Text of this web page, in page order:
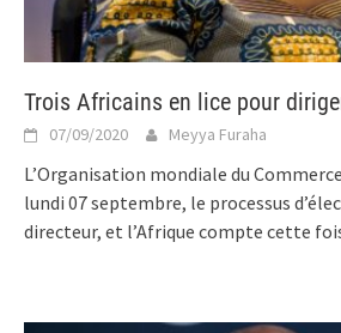
Trois Africains en lice pour
07/09/2020 Meyya Furaha
L’Organisation mondiale du
lundi 07 septembre, le processus
directeur, et l’Afrique compte cette